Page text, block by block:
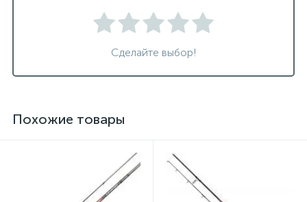
Сделайте выбор!
Похожие товары